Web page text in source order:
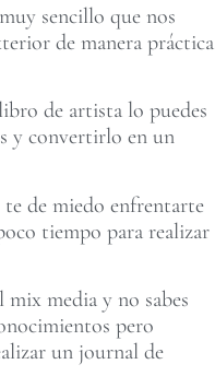
sencillo que nos
de manera práctica
de artista lo puedes
y convertirlo en un
te de miedo enfrentarte
tiempo para realizar
mix media y no sabes
pero
un journal de